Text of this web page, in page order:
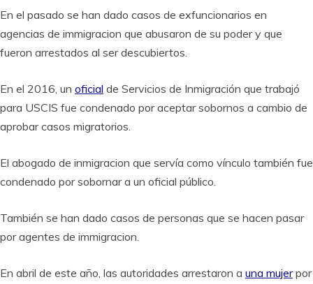
En el pasado se han dado casos de exfuncionarios en
agencias de immigracion que abusaron de su poder y que
fueron arrestados al ser descubiertos.
En el 2016, un oficial de Servicios de Inmigración que trabajó
para USCIS fue condenado por aceptar sobornos a cambio de
aprobar casos migratorios.
El abogado de inmigracion que servía como vínculo también fue
condenado por sobornar a un oficial público.
También se han dado casos de personas que se hacen pasar
por agentes de immigracion.
En abril de este año, las autoridades arrestaron a una mujerpor